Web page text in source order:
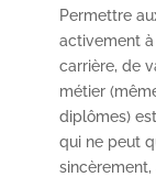
Permettre
activement à
carrière, de
métier
diplômes)
qui ne peut
sincèrement,